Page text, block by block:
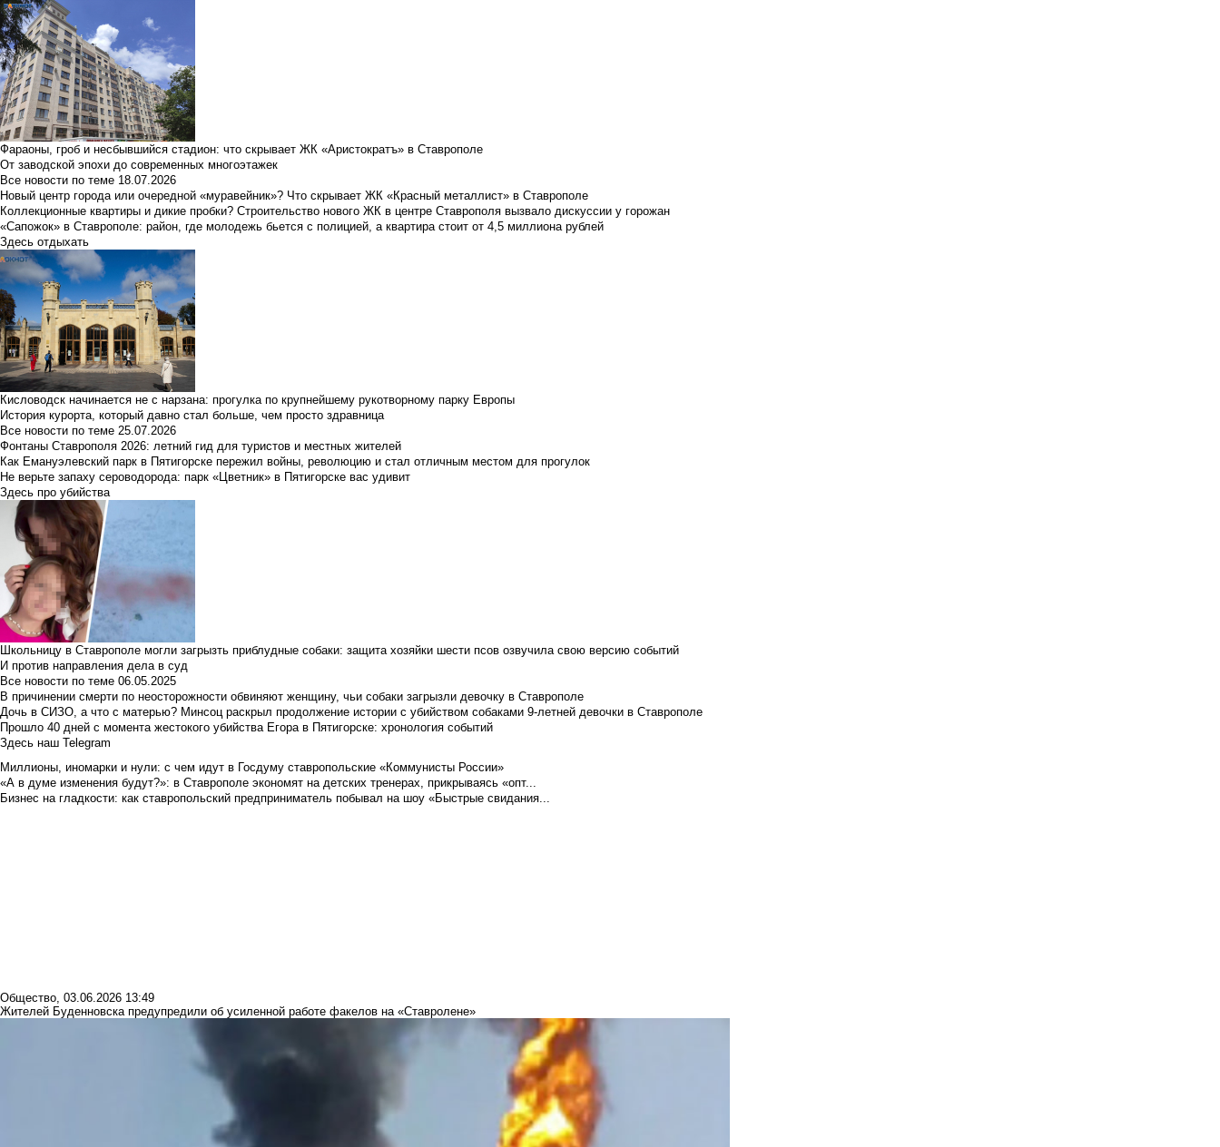
Фараоны, гроб и несбывшийся стадион: что скрывает ЖК «Аристократъ» в Ставрополе
От заводской эпохи до современных многоэтажек
Все новости по теме 18.07.2026
Новый центр города или очередной «муравейник»? Что скрывает ЖК «Красный металлист» в Ставрополе
Коллекционные квартиры и дикие пробки? Строительство нового ЖК в центре Ставрополя вызвало дискуссии у горожан
«Сапожок» в Ставрополе: район, где молодежь бьется с полицией, а квартира стоит от 4,5 миллиона рублей
Здесь отдыхать
Кисловодск начинается не с нарзана: прогулка по крупнейшему рукотворному парку Европы
История курорта, который давно стал больше, чем просто здравница
Все новости по теме 25.07.2026
Фонтаны Ставрополя 2026: летний гид для туристов и местных жителей
Как Емануэлевский парк в Пятигорске пережил войны, революцию и стал отличным местом для прогулок
Не верьте запаху сероводорода: парк «Цветник» в Пятигорске вас удивит
Здесь про убийства
Школьницу в Ставрополе могли загрызть приблудные собаки: защита хозяйки шести псов озвучила свою версию событий
И против направления дела в суд
Все новости по теме 06.05.2025
В причинении смерти по неосторожности обвиняют женщину, чьи собаки загрызли девочку в Ставрополе
Дочь в СИЗО, а что с матерью? Минсоц раскрыл продолжение истории с убийством собаками 9-летней девочки в Ставрополе
Прошло 40 дней с момента жестокого убийства Егора в Пятигорске: хронология событий
Здесь наш Telegram
Миллионы, иномарки и нули: с чем идут в Госдуму ставропольские «Коммунисты России»
«А в думе изменения будут?»: в Ставрополе экономят на детских тренерах, прикрываясь «опт...
Бизнес на гладкости: как ставропольский предприниматель побывал на шоу «Быстрые свидания...
Общество, 03.06.2026 13:49
Жителей Буденновска предупредили об усиленной работе факелов на «Ставролене»